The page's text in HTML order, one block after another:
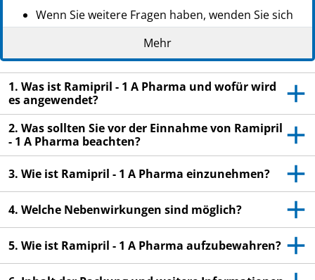
Wenn Sie weitere Fragen haben, wenden Sie sich
an Ihren Arzt oder Apotheker.
Dieses Arzneimittel wurde Ihnen persönlich
verschrieben. Geben Sie es nicht an Dritte weiter.
Es kann anderen Menschen schaden, auch wenn
diese die gleichen Beschwerden haben wie Sie.
Wenn Sie Nebenwirkungen bemerken, wenden Sie
sich an Ihren Arzt oder Apotheker. Dies gilt auch
Packungsbeilage angegeben sind. Siehe Abschnitt
Mehr
1. Was ist Ramipril - 1 A Pharma und wofür wird
es angewendet?
2. Was sollten Sie vor der Einnahme von Ramipril
- 1 A Pharma beachten?
3. Wie ist Ramipril - 1 A Pharma einzunehmen?
4. Welche Nebenwirkungen sind möglich?
5. Wie ist Ramipril - 1 A Pharma aufzubewahren?